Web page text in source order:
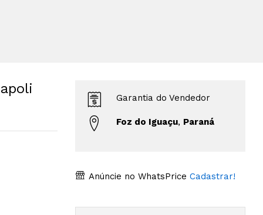
Garantia do Vendedor
Foz do Iguaçu, Paraná
Anúncie no WhatsPrice Cadastrar!